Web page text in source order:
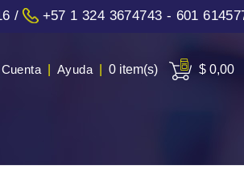
/ +57 1 324 3674743 - 601
Ayuda 0 item(s) $ 0,00